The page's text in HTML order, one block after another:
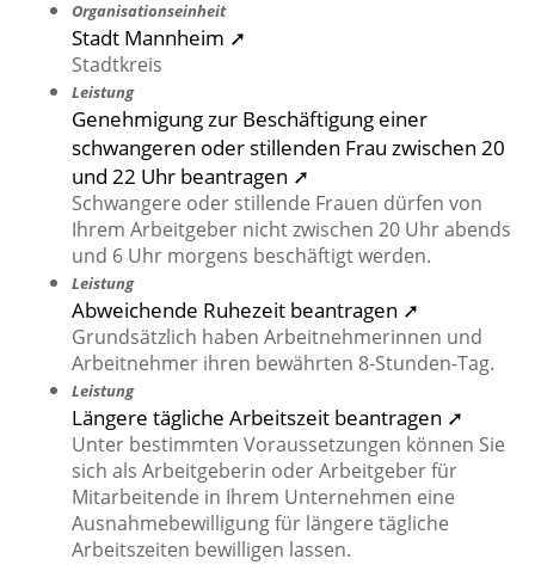
Organisationseinheit
Stadt Mannheim ➚
Stadtkreis
Leistung
Genehmigung zur Beschäftigung einer
schwangeren oder stillenden Frau zwischen 20
und 22 Uhr beantragen ➚
Schwangere oder stillende Frauen dürfen von
Ihrem Arbeitgeber nicht zwischen 20 Uhr abends
und 6 Uhr morgens beschäftigt werden.
Leistung
Abweichende Ruhezeit beantragen ➚
Grundsätzlich haben Arbeitnehmerinnen und
Arbeitnehmer ihren bewährten 8-Stunden-Tag.
Leistung
Längere tägliche Arbeitszeit beantragen ➚
Unter bestimmten Voraussetzungen können Sie
sich als Arbeitgeberin oder Arbeitgeber für
Mitarbeitende in Ihrem Unternehmen eine
Ausnahmebewilligung für längere tägliche
Arbeitszeiten bewilligen lassen.